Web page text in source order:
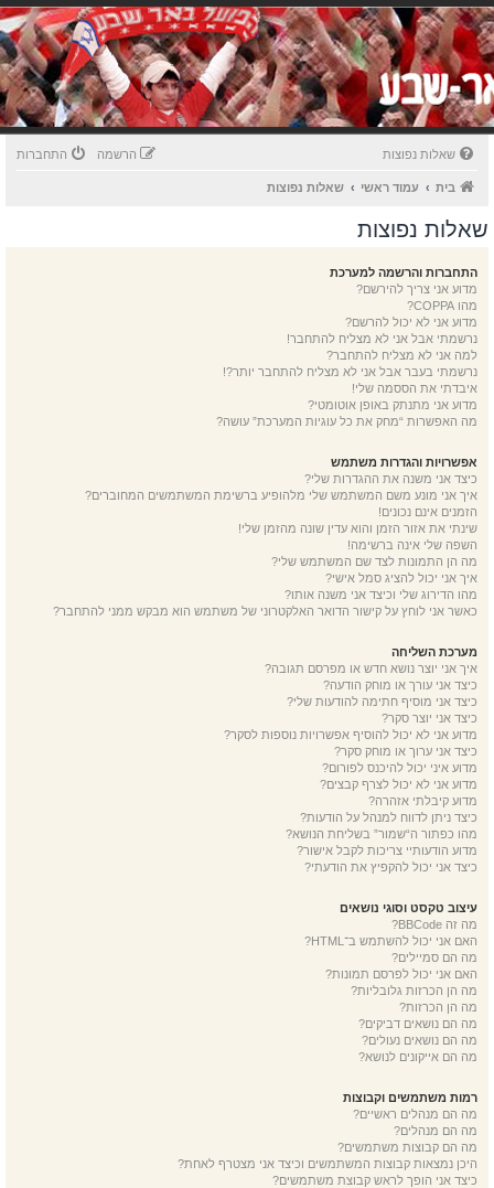
שאלות נפוצות התחברות הרשמה
בית עמוד ראשי שאלות נפוצות
שאלות נפוצות
התחברות והרשמה למערכת
מדוע אני צריך להירשם?
מהו COPPA?
מדוע אני לא יכול להרשם?
נרשמתי אבל אני לא מצליח להתחבר!
למה אני לא מצליח להתחבר?
נרשמתי בעבר אבל אני לא מצליח להתחבר יותר?!
איבדתי את הססמה שלי!
מדוע אני מתנתק באופן אוטומטי?
מה האפשרות “מחק את כל עוגיות המערכת” עושה?
אפשרויות והגדרות משתמש
כיצד אני משנה את ההגדרות שלי?
איך אני מונע משם המשתמש שלי מלהופיע ברשימת המשתמשים המחוברים?
הזמנים אינם נכונים!
שינתי את אזור הזמן והוא עדין שונה מהזמן שלי!
השפה שלי אינה ברשימה!
מה הן התמונות לצד שם המשתמש שלי?
איך אני יכול להציג סמל אישי?
מהו הדירוג שלי וכיצד אני משנה אותו?
כאשר אני לוחץ על קישור הדואר האלקטרוני של משתמש הוא מבקש ממני להתחבר?
מערכת השליחה
איך אני יוצר נושא חדש או מפרסם תגובה?
כיצד אני עורך או מוחק הודעה?
כיצד אני מוסיף חתימה להודעות שלי?
כיצד אני יוצר סקר?
מדוע אני לא יכול להוסיף אפשרויות נוספות לסקר?
כיצד אני ערוך או מוחק סקר?
מדוע איני יכול להיכנס לפורום?
מדוע אני לא יכול לצרף קבצים?
מדוע קיבלתי אזהרה?
כיצד ניתן לדווח למנהל על הודעות?
מהו כפתור ה“שמור” בשליחת הנושא?
מדוע הודעותיי צריכות לקבל אישור?
כיצד אני יכול להקפיץ את הודעתי?
עיצוב טקסט וסוגי נושאים
מה זה BBCode?
האם אני יכול להשתמש ב־HTML?
מה הם סמיילים?
האם אני יכול לפרסם תמונות?
מה הן הכרזות גלובליות?
מה הן הכרזות?
מה הם נושאים דביקים?
מה הם נושאים נעולים?
מה הם אייקונים לנושא?
רמות משתמשים וקבוצות
מה הם מנהלים ראשיים?
מה הם מנהלים?
מה הם קבוצות משתמשים?
היכן נמצאות קבוצות המשתמשים וכיצד אני מצטרף לאחת?
כיצד אני הופך לראש קבוצת משתמשים?